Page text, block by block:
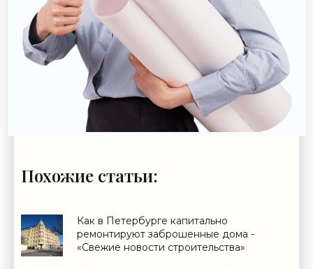
Похожие статьи:
Как в Петербурге капитально
ремонтируют заброшенные дома -
«Свежие новости строительства»